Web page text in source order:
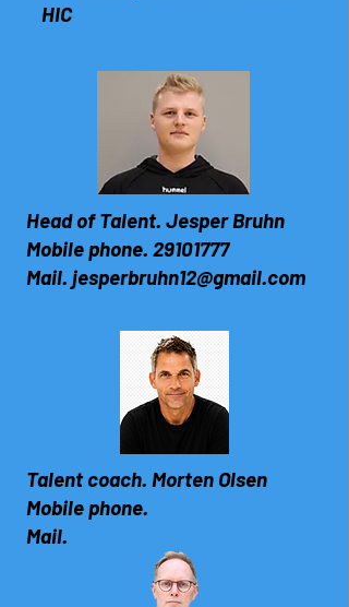
HIC
Head of Talent. Jesper Bruhn
Mobile phone. 29101777
Mail. jesperbruhn12@gmail.com
Talent coach. Morten Olsen
Mobile phone.
Mail.